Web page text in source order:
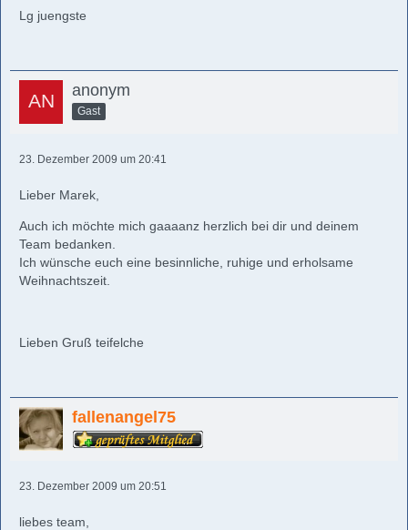
Lg juengste
anonym
Gast
23. Dezember 2009 um 20:41
Lieber Marek,
Auch ich möchte mich gaaaanz herzlich bei dir und deinem
Team bedanken.
Ich wünsche euch eine besinnliche, ruhige und erholsame
Weihnachtszeit.
Lieben Gruß teifelche
fallenangel75
23. Dezember 2009 um 20:51
liebes team,